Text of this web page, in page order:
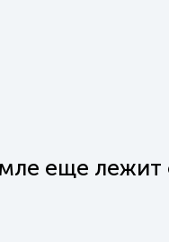
еще лежит